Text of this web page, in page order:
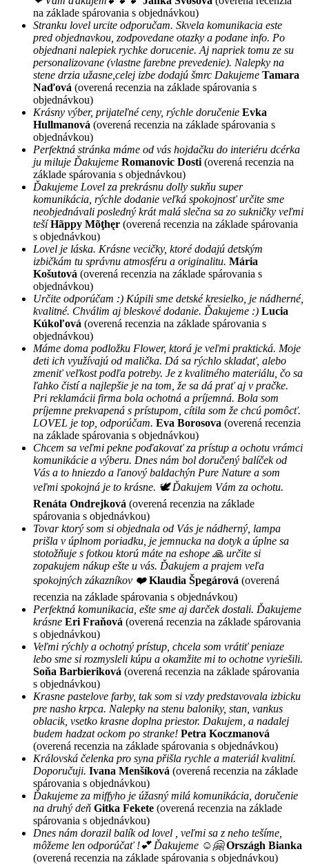
na základe spárovania s objednávkou)
Stranku lovel urcite odporučam. Skvela komunikacia este
pred objednavkou, zodpovedane otazky a podane info. Po
objednani nalepiek rychke dorucenie. Aj napriek tomu ze su
personalizovane (vlastne farebne prevedenie). Nalepky na
stene drzia užasne,celej izbe dodajú šmrc Dakujeme Tamara
Naďová (overená recenzia na základe spárovania s
objednávkou)
Krásny výber, prijateľné ceny, rýchle doručenie Evka
Hullmanová (overená recenzia na základe spárovania s
objednávkou)
Perfektná stránka máme od vás hojdačku do interiéru dcérka
ju miluje Ďakujeme Romanovic Dosti (overená recenzia na
základe spárovania s objednávkou)
Ďakujeme Lovel za prekrásnu dolly sukňu super
komunikácia, rýchle dodanie veľká spokojnosť určite sme
neobjednávali posledný krát malá slečna sa zo sukničky veľmi
tešíHãppy Mõţhęr (overená recenzia na základe spárovania
s objednávkou)
Lovel je láska. Krásne vecičky, ktoré dodajú detským
izbičkám tu správnu atmosféru a originalitu. Mária
Košutová (overená recenzia na základe spárovania s
objednávkou)
Určite odporúčam :) Kúpili sme detské kresielko, je nádherné,
kvalitné. Chválim aj bleskové dodanie. Ďakujeme :) Lucia
Kúkoľová (overená recenzia na základe spárovania s
objednávkou)
Máme doma podložku Flower, ktorá je veľmi praktická. Moje
deti ich využívajú od malička. Dá sa rýchlo skladať, alebo
zmeniť veľkost podľa potreby. Je z kvalitného materiálu, čo sa
ľahko čistí a najlepšie je na tom, že sa dá prať aj v pračke.
Pri reklamácii firma bola ochotná a príjemná. Bola som
príjemne prekvapená s prístupom, cítila som že chcú pomôcť.
LOVEL je top, odporúčam. Eva Borosova (overená recenzia
na základe spárovania s objednávkou)
Chcem sa veľmi pekne poďakovať za prístup a ochotu vrámci
komunikácie a výberu. Dnes nám bol doručený balíček od
Vás a to hniezdo a ľanový baldachýn Pure Nature a som
veľmi spokojná je to krásne. 🕊 Ďakujem Vám za ochotu.
Renáta Ondrejková (overená recenzia na základe
spárovania s objednávkou)
Tovar ktorý som si objednala od Vás je nádherný, lampa
prišla v úplnom poriadku, je jemnucka na dotyk a úplne sa
stotožňuje s fotkou ktorú máte na eshope 🙏 určite si
zopakujem nákup ešte u vás. Ďakujem a prajem veľa
spokojných zákazníkov ❤️ Klaudia Špegárová (overená
recenzia na základe spárovania s objednávkou)
Perfektná komunikacia, ešte sme aj darček dostali. Ďakujeme
krásne Eri Fraňová (overená recenzia na základe spárovania
s objednávkou)
Veľmi rýchly a ochotný prístup, chcela som vrátiť peniaze
lebo sme si rozmysleli kúpu a okamžite mi to ochotne vyriešili.
Soňa Barbieriková (overená recenzia na základe spárovania
s objednávkou)
Krasne pastelove farby, tak som si vzdy predstavovala izbicku
pre nasho krpca. Nalepky na stenu baloniky, stan, vankus
oblacik, vsetko krasne doplna priestor. Dakujem, a nadalej
budem hadzat ockom po stranke! Petra Koczmanová
(overená recenzia na základe spárovania s objednávkou)
Královská čelenka pro syna přišla rychle a materiál kvalitní.
Doporučuji. Ivana Menšíková (overená recenzia na základe
spárovania s objednávkou)
Ďakujeme za miffyho je úžasný milá komunikácia, doručenie
na druhý deň Gitka Fekete (overená recenzia na základe
spárovania s objednávkou)
Dnes nám dorazil balík od lovel , veľmi sa z neho tešíme,
môžeme len odporúčať !💕 Ďakujeme ☺️🤗 Országh Bianka
(overená recenzia na základe spárovania s objednávkou)